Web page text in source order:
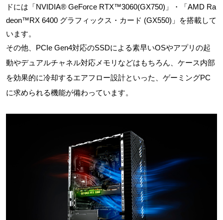
ドには「NVIDIA® GeForce RTX™3060(GX750)」・「AMD Ra
deon™RX 6400 グラフィックス・カード (GX550)」を搭載して
います。
その他、PCIe Gen4対応のSSDによる素早いOSやアプリの起
動やデュアルチャネル対応メモリなどはもちろん、ケース内部
を効果的に冷却するエアフロー設計といった、ゲーミングPC
に求められる機能が備わっています。